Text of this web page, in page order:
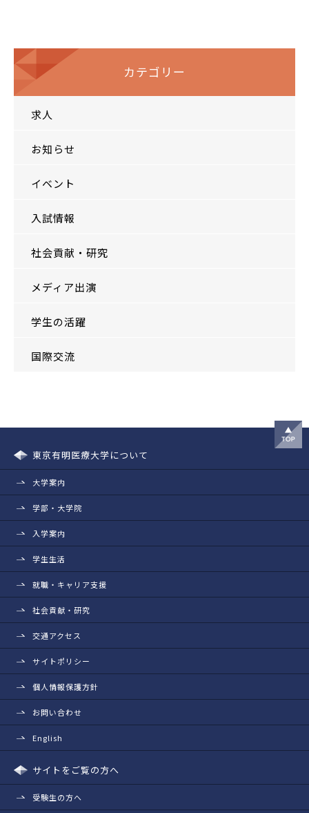
カテゴリー
求人
お知らせ
イベント
入試情報
社会貢献・研究
メディア出演
学生の活躍
国際交流
東京有明医療大学について
大学案内
学部・大学院
入学案内
学生生活
就職・キャリア支援
社会貢献・研究
交通アクセス
サイトポリシー
個人情報保護方針
お問い合わせ
English
サイトをご覧の方へ
受験生の方へ